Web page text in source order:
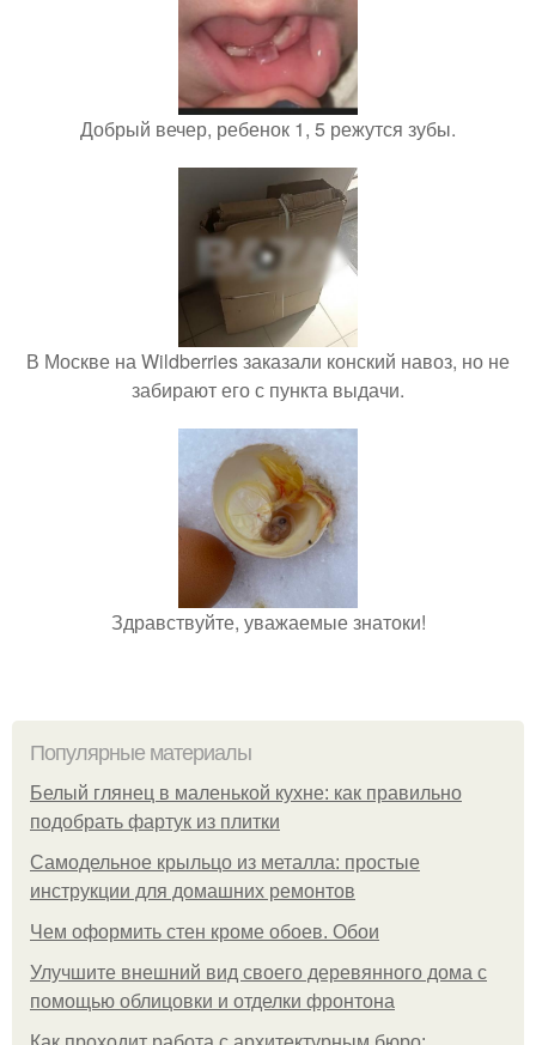
Добрый вечер, ребенок 1, 5 режутся зубы.
В Москве на Wildberries заказали конский навоз, но не
забирают его с пункта выдачи.
Здравствуйте, уважаемые знатоки!
Популярные материалы
Белый глянец в маленькой кухне: как правильно
подобрать фартук из плитки
Самодельное крыльцо из металла: простые
инструкции для домашних ремонтов
Чем оформить стен кроме обоев. Обои
Улучшите внешний вид своего деревянного дома с
помощью облицовки и отделки фронтона